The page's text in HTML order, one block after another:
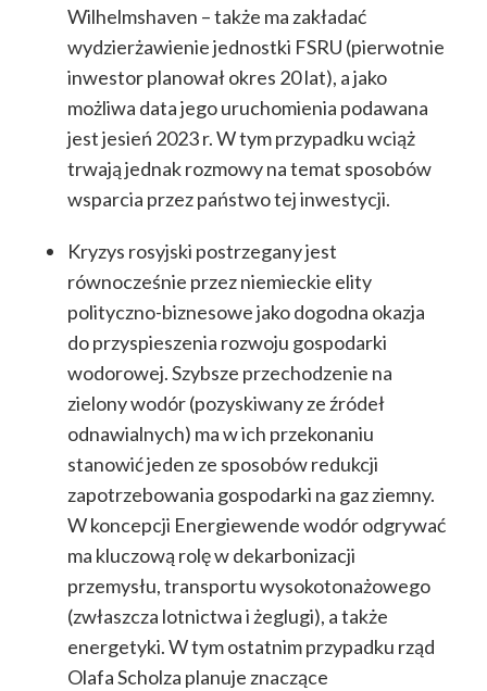
Wilhelmshaven – także ma zakładać
wydzierżawienie jednostki FSRU (pierwotnie
inwestor planował okres 20 lat), a jako
możliwa data jego uruchomienia podawana
jest jesień 2023 r. W tym przypadku wciąż
trwają jednak rozmowy na temat sposobów
wsparcia przez państwo tej inwestycji.
Kryzys rosyjski postrzegany jest
równocześnie przez niemieckie elity
polityczno-biznesowe jako dogodna okazja
do przyspieszenia rozwoju gospodarki
wodorowej. Szybsze przechodzenie na
zielony wodór (pozyskiwany ze źródeł
odnawialnych) ma w ich przekonaniu
stanowić jeden ze sposobów redukcji
zapotrzebowania gospodarki na gaz ziemny.
W koncepcji Energiewende wodór odgrywać
ma kluczową rolę w dekarbonizacji
przemysłu, transportu wysokotonażowego
(zwłaszcza lotnictwa i żeglugi), a także
energetyki. W tym ostatnim przypadku rząd
Olafa Scholza planuje znaczące